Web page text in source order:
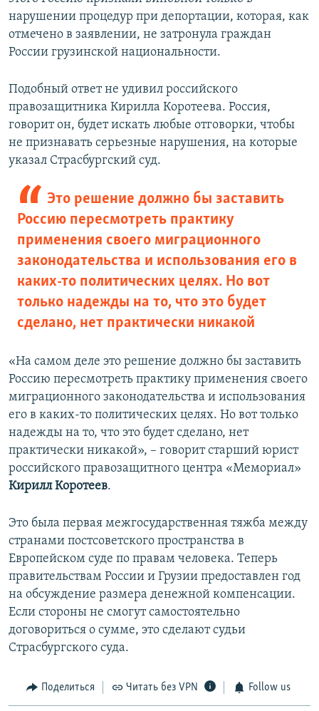
нарушении процедур при депортации, которая, как
отмечено в заявлении, не затронула граждан
России грузинской национальности.
Подобный ответ не удивил российского
правозащитника Кирилла Коротеева. Россия,
говорит он, будет искать любые отговорки, чтобы
не признавать серьезные нарушения, на которые
указал Страсбургский суд.
Это решение должно бы заставить
Россию пересмотреть практику
применения своего миграционного
законодательства и использования его в
каких-то политических целях. Но вот
только надежды на то, что это будет
сделано, нет практически никакой
«На самом деле это решение должно бы заставить
Россию пересмотреть практику применения своего
миграционного законодательства и использования
его в каких-то политических целях. Но вот только
надежды на то, что это будет сделано, нет
практически никакой», – говорит старший юрист
российского правозащитного центра «Мемориал»
Кирилл Коротеев.
Это была первая межгосударственная тяжба между
странами постсоветского пространства в
Европейском суде по правам человека. Теперь
правительствам России и Грузии предоставлен год
на обсуждение размера денежной компенсации.
Если стороны не смогут самостоятельно
договориться о сумме, это сделают судьи
Страсбургского суда.
Поделиться Читать без VPN Follow us